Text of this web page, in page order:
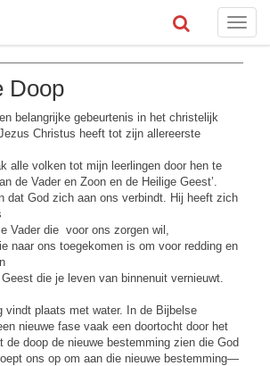
Toggle
Doop
belangrijke gebeurtenis in het christelijk
Christus heeft tot zijn allereerste
alle volken tot mijn leerlingen door hen te
de Vader en Zoon en de Heilige Geest’.
dat God zich aan ons verbindt. Hij heeft zich
die voor ons zorgen wil,
ons toegekomen is om voor redding en
die je leven van binnenuit vernieuwt.
vindt plaats met water. In de Bijbelse
nieuwe fase vaak een doortocht door het
de doop de nieuwe bestemming zien die God
ons op om aan die nieuwe bestemming—